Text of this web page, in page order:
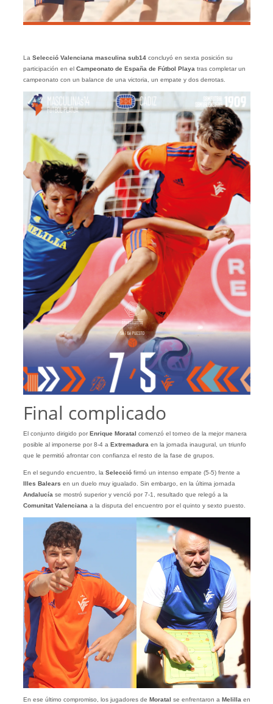
La Selecció Valenciana masculina sub14concluyó en sexta posición su
participación en el Campeonato de España de Fútbol Playa tras completar un
campeonato con un balance de una victoria, un empate y dos derrotas.
Final complicado
El conjunto dirigido porEnrique Moratal comenzó el torneo de la mejor manera
posible al imponerse por 8-4 a Extremadura en la jornada inaugural, un triunfo
que le permitió afrontar con confianza el resto de la fase de grupos.
En el segundo encuentro, la Selecciófirmó un intenso empate (5-5) frente a
Illes Balears en un duelo muy igualado. Sin embargo, en la última jornada
Andalucía se mostró superior y venció por 7-1, resultado que relegó a la
Comunitat Valenciana a la disputa del encuentro por el quinto y sexto puesto.
En ese último compromiso, los jugadores de Moratal se enfrentaron a Melilla en